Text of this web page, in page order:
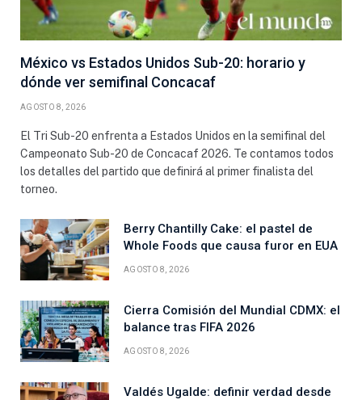
México vs Estados Unidos Sub-20: horario y
dónde ver semifinal Concacaf
AGOSTO 8, 2026
El Tri Sub-20 enfrenta a Estados Unidos en la semifinal del
Campeonato Sub-20 de Concacaf 2026. Te contamos todos
los detalles del partido que definirá al primer finalista del
torneo.
Berry Chantilly Cake: el pastel de
Whole Foods que causa furor en EUA
AGOSTO 8, 2026
Cierra Comisión del Mundial CDMX: el
balance tras FIFA 2026
AGOSTO 8, 2026
Valdés Ugalde: definir verdad desde